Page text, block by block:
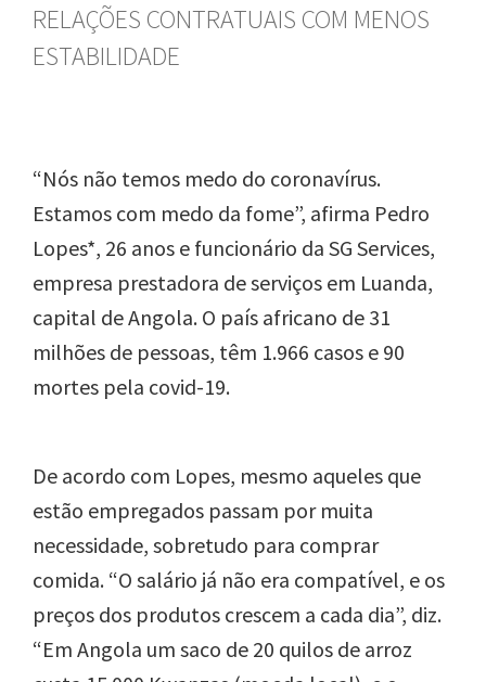
RELAÇÕES CONTRATUAIS COM MENOS
ESTABILIDADE
“Nós não temos medo do coronavírus.
Estamos com medo da fome”, afirma Pedro
Lopes*, 26 anos e funcionário da SG Services,
empresa prestadora de serviços em Luanda,
capital de Angola. O país africano de 31
milhões de pessoas, têm 1.966 casos e 90
mortes pela covid-19.
De acordo com Lopes, mesmo aqueles que
estão empregados passam por muita
necessidade, sobretudo para comprar
comida. “O salário já não era compatível, e os
preços dos produtos crescem a cada dia”, diz.
“Em Angola um saco de 20 quilos de arroz